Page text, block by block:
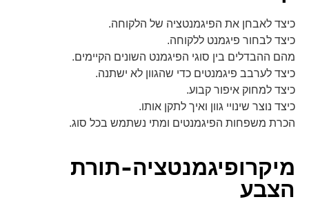
font_download סמן קישורים
את
כל
cached
כיצד לאבחן את הפיגמנטציה של הלקוחה.
כיצד לבחור פיגמנט ללקוחה.
מהם ההבדלים בין סוגי הפיגמנט השונים הקיימים.
כיצד לערבב פיגמנטים כדי שהגוון לא ישתנה.
כיצד למחוק איפור קבוע.
כיצד נוצר שינויי גוון ואיך לתקן אותו.
הכרת משפחות הפיגמנטים ומתי נשתמש בכל סוג.
מיקרופיגמנטציה-תורת
הצבע